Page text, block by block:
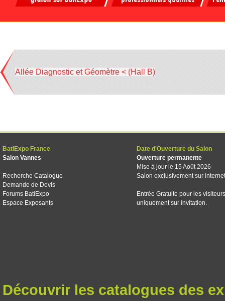
Allée Diagnostic et Géomètre < (Hall B)
BatiExpo France
Salon Vannes
Recherche Catalogue
Demande de Devis
Forums BatiExpo
Espace Exposants
Date d'Ouverture du Salon
Ouverture permanente
Mise à jour le 15 Août 2026
Salon exclusivement sur internet
Entrée Gratuite pour les visiteurs
uniquement sur invitation.
Découvrir les catalogues des